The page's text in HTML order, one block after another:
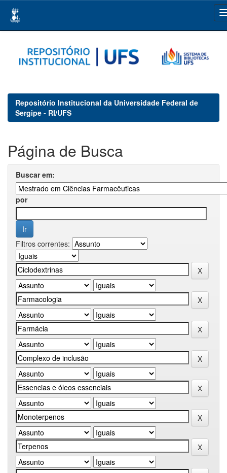
navigation
Repositório Institucional da Universidade Federal de
Sergipe - RI/UFS
Página de Busca
Buscar em:
por
Filtros correntes: